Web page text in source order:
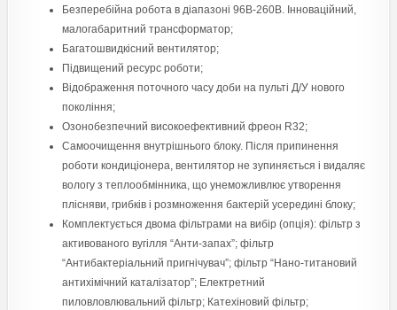
Безперебійна робота в діапазоні 96В-260В. Інноваційний,
малогабаритний трансформатор;
Багатошвидкісний вентилятор;
Підвищений ресурс роботи;
Відображення поточного часу доби на пульті Д/У нового
покоління;
Озонобезпечний високоефективний фреон R32;
Самоочищення внутрішнього блоку. Після припинення
роботи кондиціонера, вентилятор не зупиняється і видаляє
вологу з теплообмінника, що унеможливлює утворення
плісняви, грибків і розмноження бактерій усередині блоку;
Комплектується двома фільтрами на вибір (опція): фільтр з
активованого вугілля “Анти-запах”; фільтр
“Антибактеріальний пригнічувач”; фільтр “Нано-титановий
антихімічний каталізатор”; Електретний
пиловловлювальний фільтр; Катехіновий фільтр;